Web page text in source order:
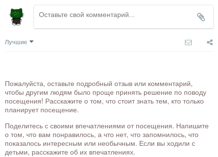
Лучшие
Пожалуйста, оставьте подробный отзыв или комментарий,
чтобы другим людям было проще принять решение по поводу
посещения! Расскажите о том, что стоит знать тем, кто только
планирует посещение.
Поделитесь с своими впечатлениями от посещения. Напишите
о том, что вам понравилось, а что нет, что запомнилось, что
показалось интересным или необычным. Если вы ходили с
детьми, расскажите об их впечатлениях.